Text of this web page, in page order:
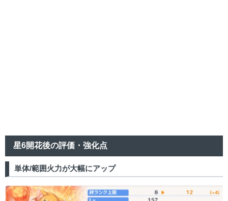
星6開花後の評価・強化点
単体/範囲火力が大幅にアップ